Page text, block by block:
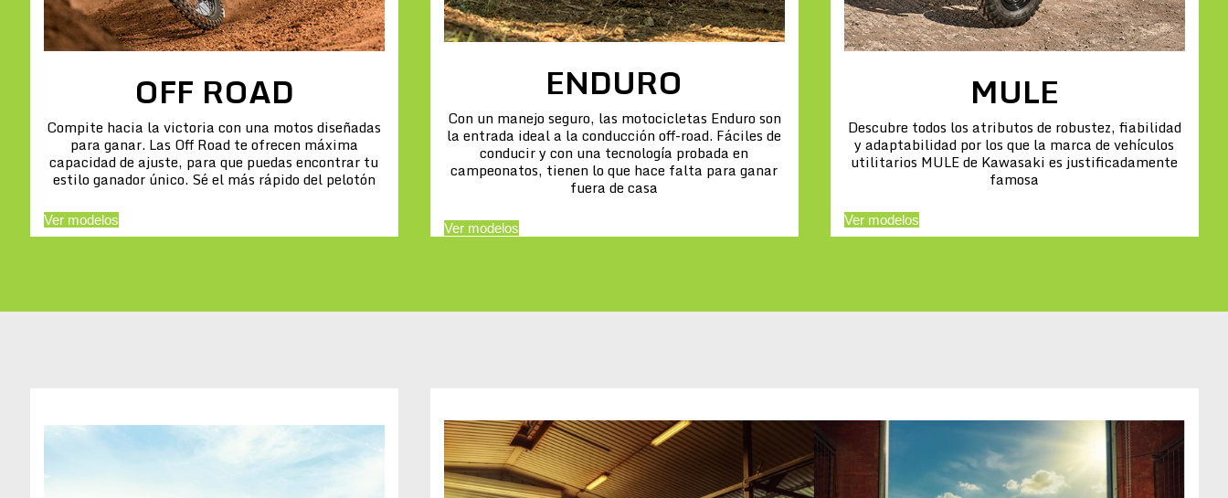
OFF ROAD
Compite hacia la victoria con una motos diseñadas
para ganar. Las Off Road te ofrecen máxima
capacidad de ajuste, para que puedas encontrar tu
estilo ganador único. Sé el más rápido del pelotón
Ver modelos
ENDURO
Con un manejo seguro, las motocicletas Enduro son
la entrada ideal a la conducción off-road. Fáciles de
conducir y con una tecnología probada en
campeonatos, tienen lo que hace falta para ganar
fuera de casa
Ver modelos
MULE
Descubre todos los atributos de robustez, fiabilidad
y adaptabilidad por los que la marca de vehículos
utilitarios MULE de Kawasaki es justificadamente
famosa
Ver modelos